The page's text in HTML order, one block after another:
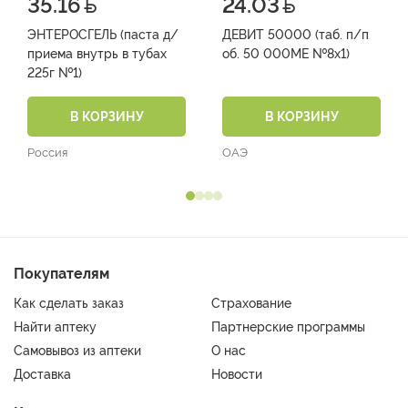
ЭНТЕРОСГЕЛЬ (паста д/
приема внутрь в тубах
225г №1)
В КОРЗИНУ
Россия
ДЕВИТ 50000 (таб. п/п
об. 50 000МЕ №8х1)
В КОРЗИНУ
ОАЭ
Покупателям
Как сделать заказ
Страхование
Найти аптеку
Партнерские программы
Самовывоз из аптеки
О нас
Доставка
Новости